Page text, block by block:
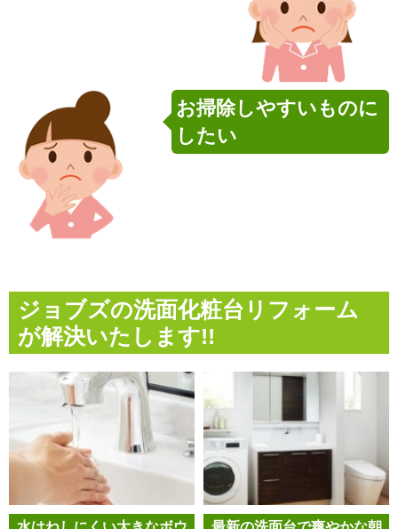
お掃除しやすいものに
したい
ジョブズの洗面化粧台リフォーム
が解決いたします!!